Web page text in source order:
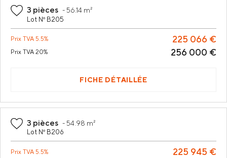
3 pièces -56.14 m²
Lot Nº B205
Prix TVA 5.5% 225 066 €
Prix TVA 20% 256 000 €
FICHE DÉTAILLÉE
3 pièces -54.98 m²
Lot Nº B206
Prix TVA 5.5% 225 945 €